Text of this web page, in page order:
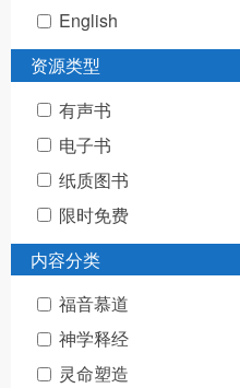
English
资源类型
有声书
电子书
纸质图书
限时免费
内容分类
福音慕道
神学释经
灵命塑造